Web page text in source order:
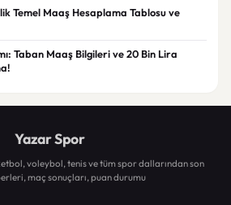
Temel Maaş Hesaplama Tablosu ve
Taban Maaş Bilgileri ve 20 Bin Lira
Yazar Spor
voleybol, tenis ve tüm spor dallarından son
maç sonuçları, puan durumu